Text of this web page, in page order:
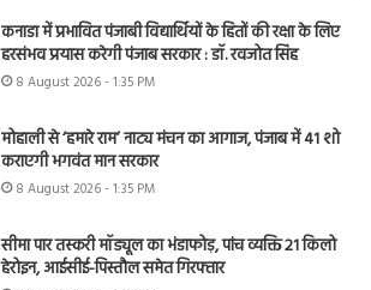
कनाडा में प्रभावित पंजाबी विद्यार्थियों के हितों की रक्षा के लिए
हरसंभव प्रयास करेगी पंजाब सरकार : डॉ. रवजोत सिंह
8 August 2026 - 1:35 PM
मोहाली से ‘हमारे राम’ नाट्य मंचन का आगाज, पंजाब में 41 शो
कराएगी भगवंत मान सरकार
8 August 2026 - 1:35 PM
सीमा पार तस्करी मॉड्यूल का भंडाफोड़, पांच व्यक्ति 21 किलो
हेरोइन, आईसीई-पिस्तौल समेत गिरफ्तार